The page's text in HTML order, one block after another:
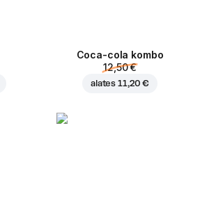
Coca-cola kombo
12,50 €
alates 11,20 €